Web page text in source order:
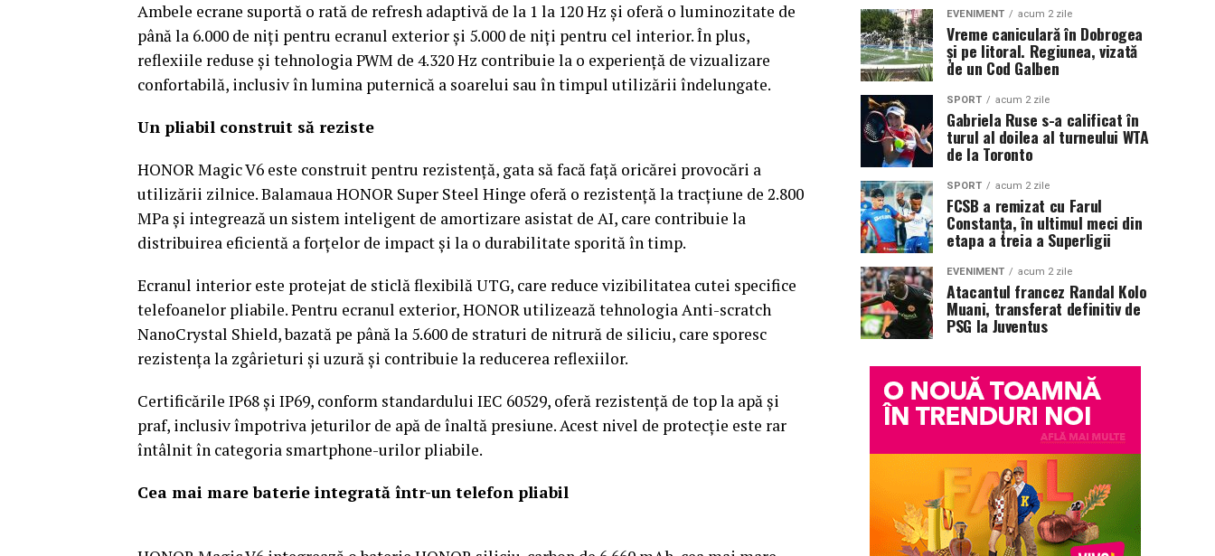
Ambele ecrane suportă o rată de refresh adaptivă de la 1 la 120 Hz și oferă o luminozitate de
până la 6.000 de niți pentru ecranul exterior și 5.000 de niți pentru cel interior. În plus,
reflexiile reduse și tehnologia PWM de 4.320 Hz contribuie la o experiență de vizualizare
confortabilă, inclusiv în lumina puternică a soarelui sau în timpul utilizării îndelungate.
Un pliabil construit să reziste
HONOR Magic V6 este construit pentru rezistență, gata să facă față oricărei provocări a
utilizării zilnice. Balamaua HONOR Super Steel Hinge oferă o rezistență la tracțiune de 2.800
MPa și integrează un sistem inteligent de amortizare asistat de AI, care contribuie la
distribuirea eficientă a forțelor de impact și la o durabilitate sporită în timp.
Ecranul interior este protejat de sticlă flexibilă UTG, care reduce vizibilitatea cutei specifice
telefoanelor pliabile. Pentru ecranul exterior, HONOR utilizează tehnologia Anti-scratch
NanoCrystal Shield, bazată pe până la 5.600 de straturi de nitrură de siliciu, care sporesc
rezistența la zgârieturi și uzură și contribuie la reducerea reflexiilor.
Certificările IP68 și IP69, conform standardului IEC 60529, oferă rezistență de top la apă și
praf, inclusiv împotriva jeturilor de apă de înaltă presiune. Acest nivel de protecție este rar
întâlnit în categoria smartphone-urilor pliabile.
Cea mai mare baterie integrată într-un telefon pliabil
EVENIMENT acum 2 zile
Vreme caniculară în Dobrogea
și pe litoral. Regiunea, vizată
de un Cod Galben
SPORT acum 2 zile
Gabriela Ruse s-a calificat în
turul al doilea al turneului WTA
de la Toronto
SPORT acum 2 zile
FCSB a remizat cu Farul
Constanța, în ultimul meci din
etapa a treia a Superligii
EVENIMENT acum 2 zile
Atacantul francez Randal Kolo
Muani, transferat definitiv de
PSG la Juventus